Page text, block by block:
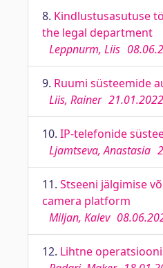
8. Kindlustusasutuse
the legal department
Leppnurm, Liis
9. Ruumi süsteemide
Liis, Rainer 21.01.2022
10. IP-telefonide
Ljamtseva, Anastasia
11. Stseeni jälgimise
camera platform
Miljan, Kalev
12. Lihtne